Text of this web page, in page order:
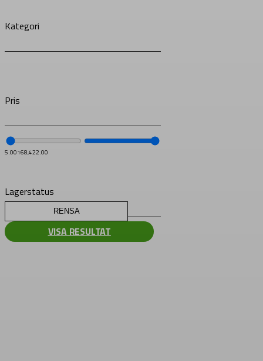
Kategori
Pris
5.00168,422.00
Lagerstatus
RENSA
VISA RESULTAT